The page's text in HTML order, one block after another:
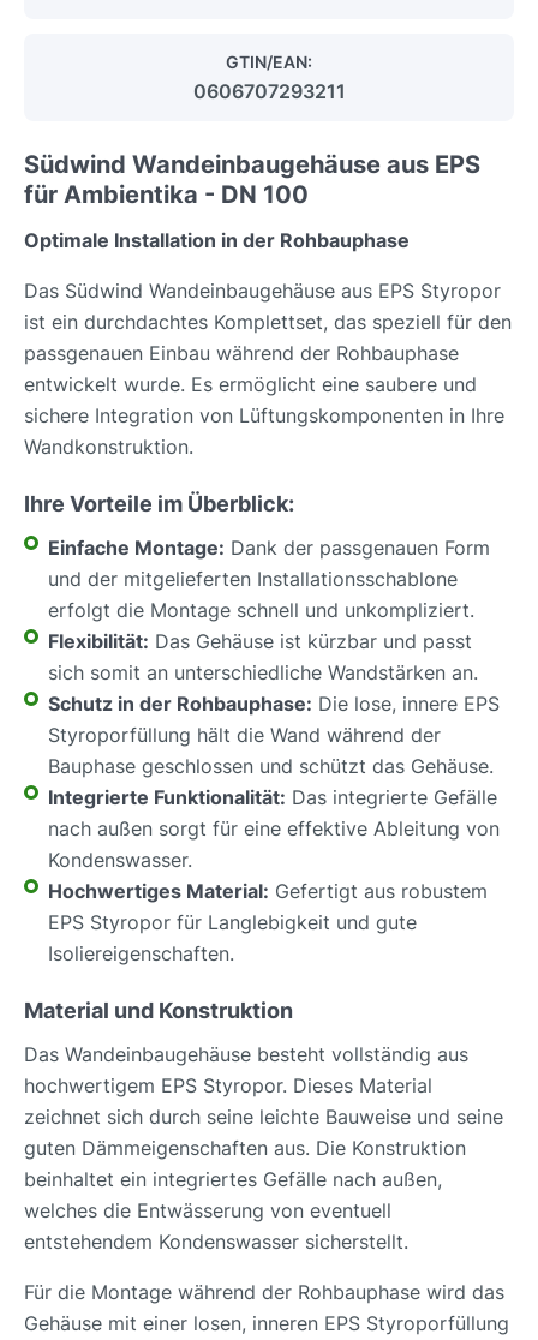
GTIN/EAN:
0606707293211
Südwind Wandeinbaugehäuse aus EPS
für Ambientika - DN 100
Optimale Installation in der Rohbauphase
Das Südwind Wandeinbaugehäuse aus EPS Styropor
ist ein durchdachtes Komplettset, das speziell für den
passgenauen Einbau während der Rohbauphase
entwickelt wurde. Es ermöglicht eine saubere und
sichere Integration von Lüftungskomponenten in Ihre
Wandkonstruktion.
Ihre Vorteile im Überblick:
Einfache Montage: Dank der passgenauen Form
und der mitgelieferten Installationsschablone
erfolgt die Montage schnell und unkompliziert.
Flexibilität: Das Gehäuse ist kürzbar und passt
sich somit an unterschiedliche Wandstärken an.
Schutz in der Rohbauphase: Die lose, innere EPS
Styroporfüllung hält die Wand während der
Bauphase geschlossen und schützt das Gehäuse.
Integrierte Funktionalität: Das integrierte Gefälle
nach außen sorgt für eine effektive Ableitung von
Kondenswasser.
Hochwertiges Material: Gefertigt aus robustem
EPS Styropor für Langlebigkeit und gute
Isoliereigenschaften.
Material und Konstruktion
Das Wandeinbaugehäuse besteht vollständig aus
hochwertigem EPS Styropor. Dieses Material
zeichnet sich durch seine leichte Bauweise und seine
guten Dämmeigenschaften aus. Die Konstruktion
beinhaltet ein integriertes Gefälle nach außen,
welches die Entwässerung von eventuell
entstehendem Kondenswasser sicherstellt.
Für die Montage während der Rohbauphase wird das
Gehäuse mit einer losen, inneren EPS Styroporfüllung